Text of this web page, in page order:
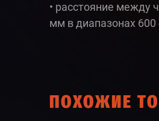
• расстояние между
мм в диапазонах
ПОХОЖИЕ